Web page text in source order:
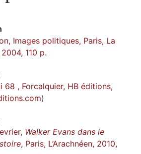
Images politiques, Paris, La
110 p.
68 , Forcalquier, HB éditions,
)
Walker Evans dans le
, Paris, L’Arachnéen, 2010,